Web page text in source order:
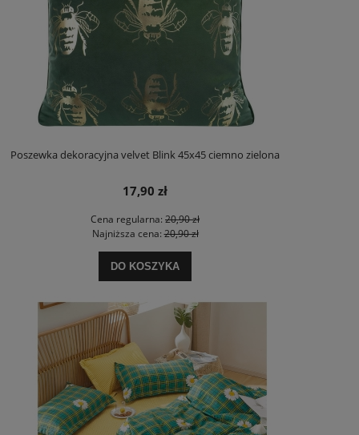
Poszewka dekoracyjna velvet Blink 45x45 ciemno zielona
17,90 zł
Cena regularna: 20,90 zł
Najniższa cena:20,90 zł
DO KOSZYKA